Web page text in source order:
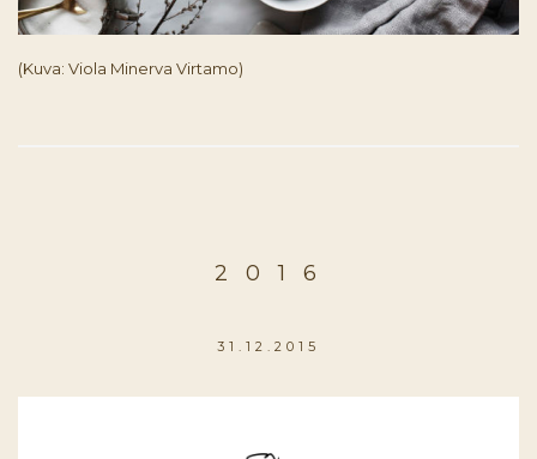
(Kuva: Viola Minerva Virtamo)
2 0 1 6
31.12.2015